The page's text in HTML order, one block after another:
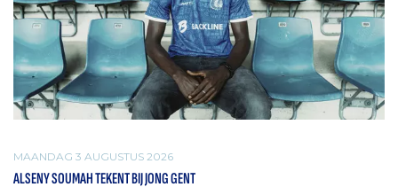
MAANDAG 3 AUGUSTUS 2026
ALSENY SOUMAH TEKENT BIJ JONG GENT